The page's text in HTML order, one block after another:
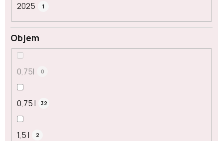
2025 1
Objem
0,75l 0
0,75 l 32
1,5 l 2